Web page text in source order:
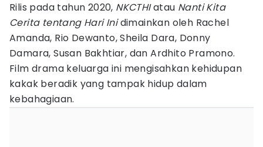
Rilis pada tahun 2020, NKCTHIatau Nanti Kita
Cerita tentang Hari Inidimainkan oleh Rachel
Amanda, Rio Dewanto, Sheila Dara, Donny
Damara, Susan Bakhtiar, dan Ardhito Pramono.
Film drama keluarga ini mengisahkan kehidupan
kakak beradik yang tampak hidup dalam
kebahagiaan.